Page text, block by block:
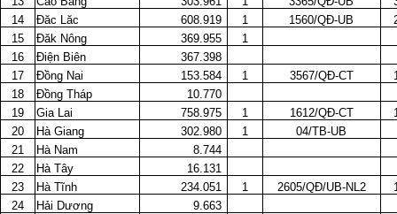
14
Đăc Lăc 608.919 1 1560/QĐ-UB
15
Đăk Nông 369.955
1
16
Điện Biên
367.398
17
Đồng Nai 153.584 1 3567/QĐ-CT
18
Đồng Tháp
10.770
19
Gia Lai 758.975 1 1612/QĐ-CT
20
Hà Giang 302.980 1
04/TB-UB
21
Hà Nam
8.744
22
Hà Tây
16.131
23
Hà Tĩnh 234.051 1 2605/QĐ/UB-NL2
24
Hải Dương
9.663